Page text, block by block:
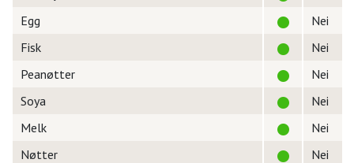
Egg
Nei
Fisk
Nei
Peanøtter
Nei
Soya
Nei
Melk
Nei
Nøtter
Nei